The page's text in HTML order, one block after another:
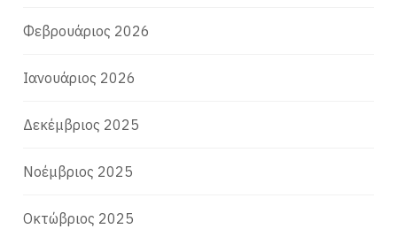
Φεβρουάριος 2026
Ιανουάριος 2026
Δεκέμβριος 2025
Νοέμβριος 2025
Οκτώβριος 2025